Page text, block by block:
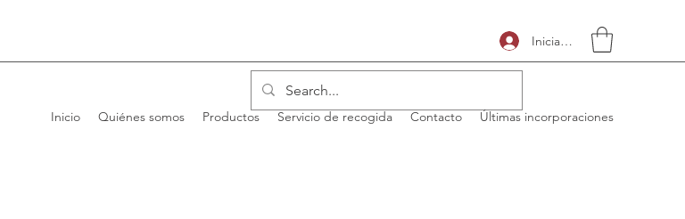
Iniciar sesión
Inicio Quiénes somos Productos Servicio de recogida Contacto Últimas incorporaciones